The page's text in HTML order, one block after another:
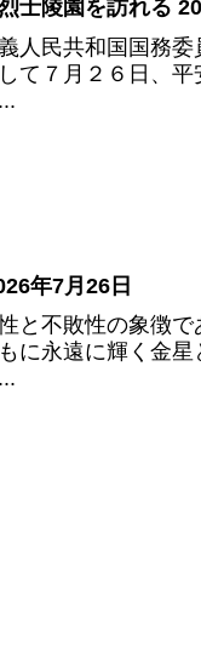
士陵園を訪れる
人民共和国国務
て７月２６日、平
年7月26日
と不敗性の象徴で
に永遠に輝く金星